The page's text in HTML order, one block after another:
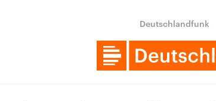
Deutschlandfunk